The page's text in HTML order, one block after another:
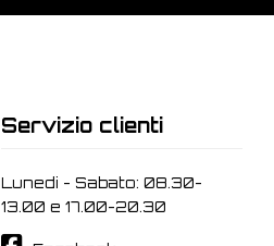
Servizio clienti
Lunedi - Sabato: 08.30-
13.00 e 17.00-20.30